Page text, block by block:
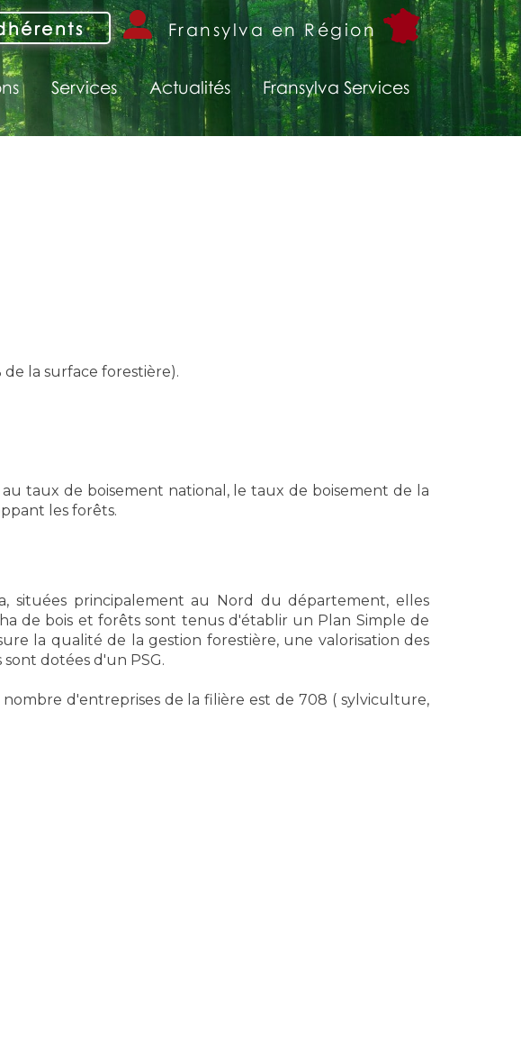
Fransylva en Région
Services Actualités Fransylva Services
de la surface forestière).
taux de boisement national, le taux de boisement de la
les forêts.
situées principalement au Nord du département, elles
de bois et forêts sont tenus d'établir un Plan Simple de
la qualité de la gestion forestière, une valorisation des
dotées d'un PSG.
d'entreprises de la filière est de 708 ( sylviculture,